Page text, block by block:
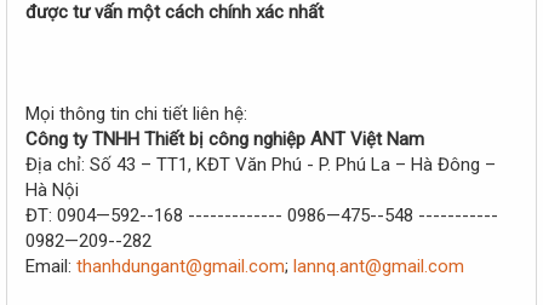
được tư vấn một cách chính xác nhất
Mọi thông tin chi tiết liên hệ:
Công ty TNHH Thiết bị công nghiệp ANT Việt Nam
Địa chỉ: Số 43 – TT1, KĐT Văn Phú - P. Phú La – Hà Đông –
Hà Nội
ĐT: 0904—592--168 ------------- 0986—475--548 -----------
0982—209--282
Email: thanhdungant@gmail.com; lannq.ant@gmail.com